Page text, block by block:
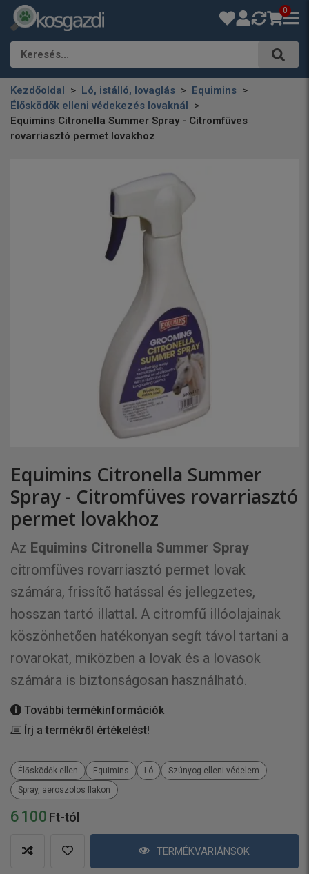
0
Keresés…
Kezdőoldal Ló, istálló, lovaglás
Equimins
Élősködők elleni védekezés lovaknál
Equimins Citronella Summer Spray - Citromfüves
rovarriasztó permet lovakhoz
Equimins Citronella Summer
Spray - Citromfüves rovarriasztó
permet lovakhoz
6 100 Ft-tól
TERMÉKVARIÁNSOK
Az Equimins Citronella Summer Spray
citromfüves rovarriasztó permet lovak
számára, frissítő hatással és jellegzetes,
hosszan tartó illattal. A citromfű illóolajainak
köszönhetően hatékonyan segít távol tartani a
rovarokat, miközben a lovak és a lovasok
számára is biztonságosan használható.
További termékinformációk
Írj a termékről értékelést!
Élősködők ellen Equimins Ló
Szúnyog elleni védelem
Spray, aeroszolos flakon